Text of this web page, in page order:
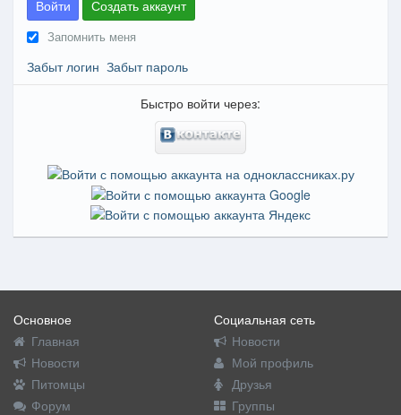
Войти Создать аккаунт
Запомнить меня
Забыт логин Забыт пароль
Быстро войти через:
Основное
Главная
Новости
Питомцы
Форум
Социальная сеть
Новости
Мой профиль
Друзья
Группы